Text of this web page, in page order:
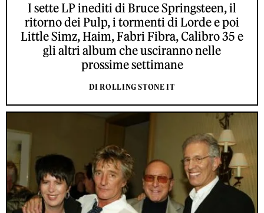
I sette LP inediti di Bruce Springsteen, il
ritorno dei Pulp, i tormenti di Lorde e poi
Little Simz, Haim, Fabri Fibra, Calibro 35 e
gli altri album che usciranno nelle
prossime settimane
DI ROLLING STONE IT